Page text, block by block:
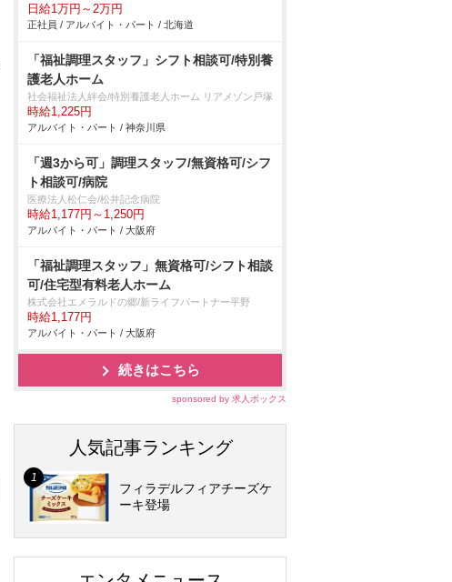
日給1万円～2万円
正社員 / アルバイト・パート / 北海道
「福祉調理スタッフ」シフト相談可/特別養
護老人ホーム
社会福祉法人絆会/特別養護老人ホーム リアメゾン戸塚
時給1,225円
アルバイト・パート / 神奈川県
「週3から可」調理スタッフ/無資格可/シフ
ト相談可/病院
医療法人松仁会/松井記念病院
時給1,177円～1,250円
アルバイト・パート / 大阪府
「福祉調理スタッフ」無資格可/シフト相談
可/住宅型有料老人ホーム
株式会社エメラルドの郷/新ライフパートナー平野
時給1,177円
アルバイト・パート / 大阪府
続きはこちら
sponsored by 求人ボックス
人気記事ランキング
フィラデルフィアチーズケ
ーキ登場